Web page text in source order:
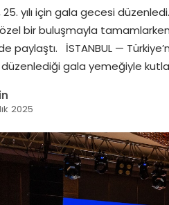
25. yılı için gala gecesi
özel bir buluşmayla
paylaştı. İSTANBUL —
gala yemeğiyle
2025